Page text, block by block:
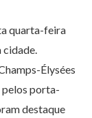
quarta-feira
Élysées
pelos porta-
destaque